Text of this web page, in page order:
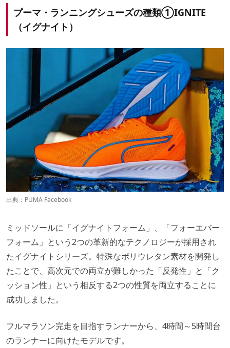
プーマ・ランニングシューズの種類①IGNITE
（イグナイト）
出典： PUMA Facebook
ミッドソールに「イグナイトフォーム」、「フォーエバー
フォーム」という2つの革新的なテクノロジーが採用され
たイグナイトシリーズ。特殊なポリウレタン素材を開発し
たことで、高次元での両立が難しかった「反発性」と「ク
ッション性」という相反する2つの性質を両立することに
成功しました。
フルマラソン完走を目指すランナーから、4時間～5時間台
のランナーに向けたモデルです。